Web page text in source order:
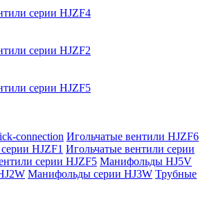
серии HJZF4
серии HJZF2
серии HJZF5
connection Игольчатые вентили HJZF6
HJZF1 Игольчатые вентили серии
серии HJZF5 Манифольды HJ5V
Манифольды серии HJ3W Трубные